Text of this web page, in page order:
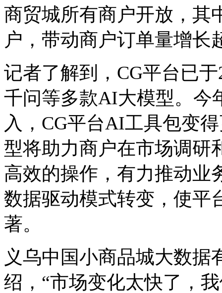
商贸城所有商户开放，其
户，带动商户订单量增长
记者了解到，CG平台已
千问等多款AI大模型。今
入，CG平台AI工具包变
型将助力商户在市场调研
高效的操作，有力推动业
数据驱动模式转变，使平
著。
义乌中国小商品城大数据
绍，“市场变化太快了，